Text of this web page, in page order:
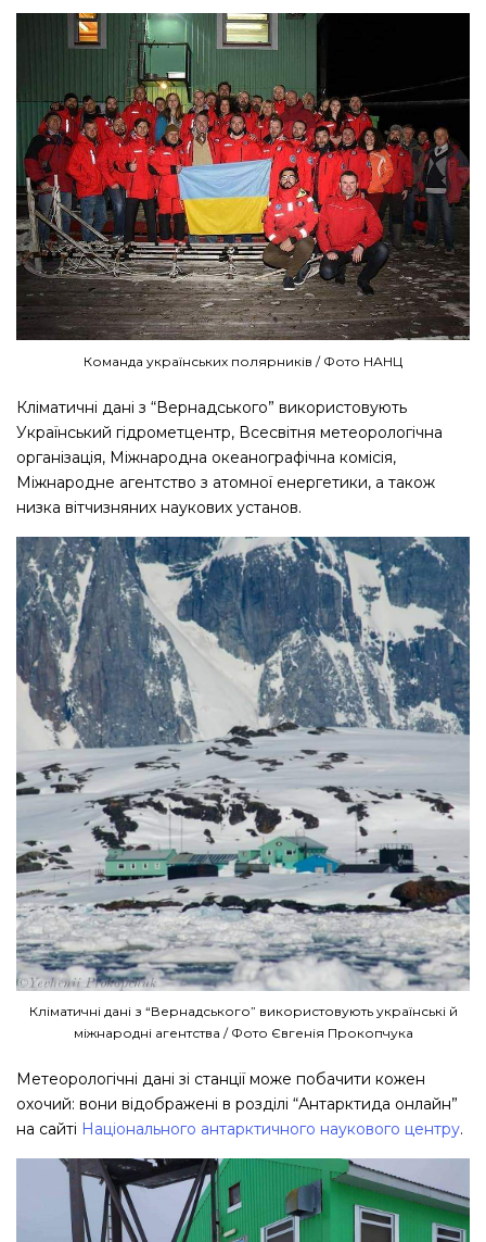
Команда українських полярників / Фото НАНЦ
Кліматичні дані з “Вернадського” використовують
Український гідрометцентр, Всесвітня метеорологічна
організація, Міжнародна океанографічна комісія,
Міжнародне агентство з атомної енергетики, а також
низка вітчизняних наукових установ.
Кліматичні дані з “Вернадського” використовують українські й
міжнародні агентства / Фото Євгенія Прокопчука
Метеорологічні дані зі станції може побачити кожен
охочий: вони відображені в розділі “Антарктида онлайн”
на сайті Національного антарктичного наукового центру.